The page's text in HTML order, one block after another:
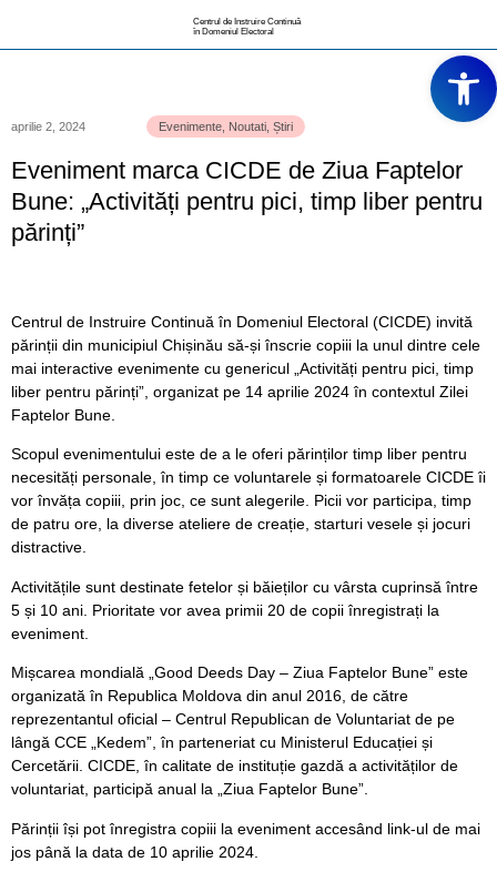
Centrul de Instruire Continuă
în Domeniul Electoral
aprilie 2, 2024 Evenimente Noutati Știri
Eveniment marca CICDE de Ziua Faptelor
Bune: „Activități pentru pici, timp liber pentru
părinți”
Centrul de Instruire Continuă în Domeniul Electoral (CICDE) invită
părinții din municipiul Chișinău să-și înscrie copiii la unul dintre cele
mai interactive evenimente cu genericul „Activități pentru pici, timp
liber pentru părinți”, organizat pe 14 aprilie 2024 în contextul Zilei
Faptelor Bune.
Scopul evenimentului este de a le oferi părinților timp liber pentru
necesități personale, în timp ce voluntarele și formatoarele CICDE îi
vor învăța copiii, prin joc, ce sunt alegerile. Picii vor participa, timp
de patru ore, la diverse ateliere de creație, starturi vesele și jocuri
distractive.
Activitățile sunt destinate fetelor și băieților cu vârsta cuprinsă între
5 și 10 ani. Prioritate vor avea primii 20 de copii înregistrați la
eveniment.
Mișcarea mondială „Good Deeds Day – Ziua Faptelor Bune” este
organizată în Republica Moldova din anul 2016, de către
reprezentantul oficial – Centrul Republican de Voluntariat de pe
lângă CCE „Kedem”, în parteneriat cu Ministerul Educației și
Cercetării. CICDE, în calitate de instituție gazdă a activităților de
voluntariat, participă anual la „Ziua Faptelor Bune”.
Părinții își pot înregistra copiii la eveniment accesând link-ul de mai
jos până la data de 10 aprilie 2024.
Deschide